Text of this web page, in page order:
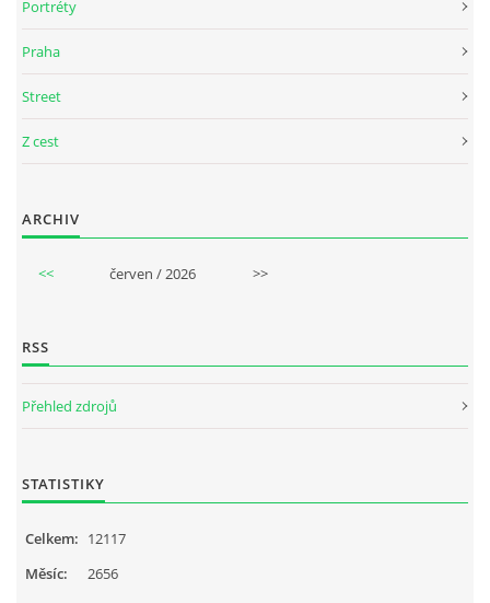
Portréty
Praha
Street
Z cest
ARCHIV
<< červen / 2026 >>
RSS
Přehled zdrojů
STATISTIKY
Celkem: 12117
Měsíc:
2656